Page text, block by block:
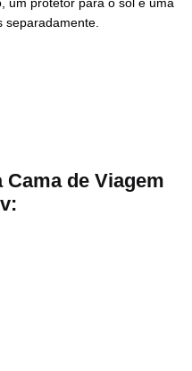
separadamente.
de Viagem